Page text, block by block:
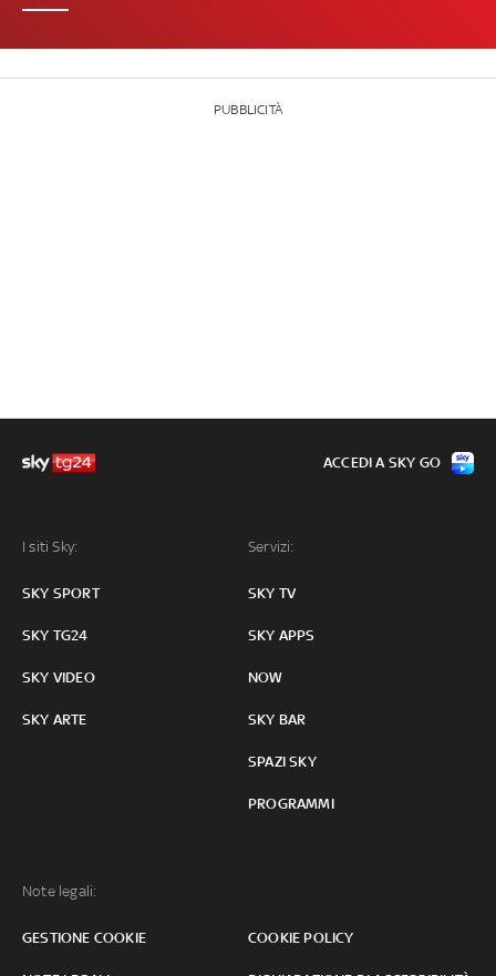
PUBBLICITÀ
I siti Sky:
SKY SPORT
SKY TG24
SKY VIDEO
SKY ARTE
Servizi:
SKY TV
SKY APPS
NOW
SKY BAR
SPAZI SKY
PROGRAMMI
Note legali:
GESTIONE COOKIE COOKIE POLICY
ACCEDI A SKY GO